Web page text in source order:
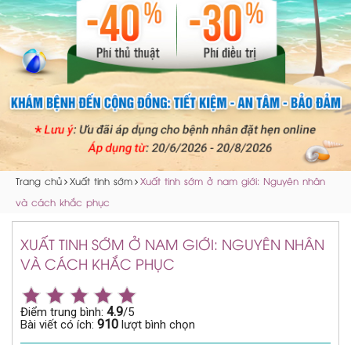
Trang chủ Xuất tinh sớm Xuất tinh sớm ở nam giới: Nguyên nhân
và cách khắc phục
XUẤT TINH SỚM Ở NAM GIỚI: NGUYÊN NHÂN
VÀ CÁCH KHẮC PHỤC
Điểm trung bình: 4.9/5
Bài viết có ích: 910 lượt bình chọn